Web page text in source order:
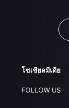
โซเชียลมีเดีย
FOLLOW US